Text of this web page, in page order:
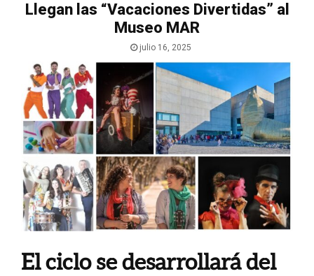
Llegan las “Vacaciones Divertidas” al
Museo MAR
julio 16, 2025
El ciclo se desarrollará del